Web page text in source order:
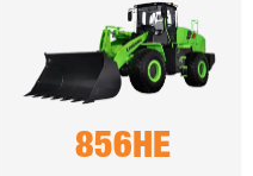
856HE